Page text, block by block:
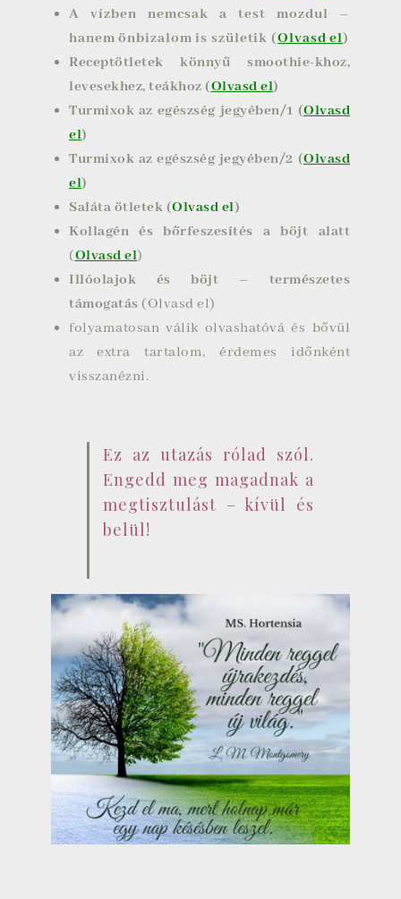
A vízben nemcsak a test mozdul –
hanem önbizalom is születik (Olvasd el)
Receptötletek könnyű smoothie-khoz,
levesekhez, teákhoz (Olvasd el)
Turmixok az egészség jegyében/1 (Olvasd
el)
Turmixok az egészség jegyében/2 (Olvasd
el)
Saláta ötletek (Olvasd el)
Kollagén és bőrfeszesítés a böjt alatt
(Olvasd el)
Illóolajok és böjt – természetes
támogatás (Olvasd el)
folyamatosan válik olvashatóvá és bővül
az extra tartalom, érdemes időnként
visszanézni.
Ez az utazás rólad szól.
Engedd meg magadnak a
megtisztulást – kívül és
belül!